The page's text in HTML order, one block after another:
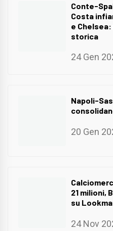
Conte-
Costa
e
storica
24 Gen
Napoli-
20 Gen
21 milioni,
su
24 Nov